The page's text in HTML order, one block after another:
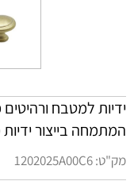
ידיות למטבח
המתמחה בייצור ידיות
מק"ט:1202025A00C6